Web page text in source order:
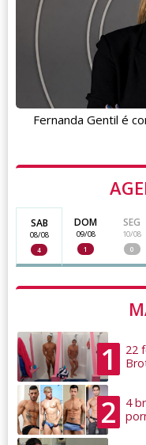
SAB
08/08
4
DOM
09/08
1
SEG
10/08
0
1
22
2
4
Fernanda Gentil é